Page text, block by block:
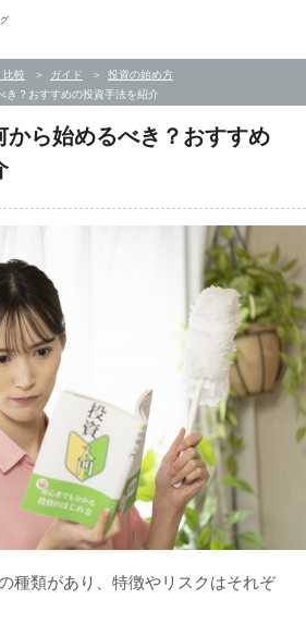
較 ガイド
投資の始め方
き？おすすめの投資手法を紹介
ら始めるべき？おすすめ
種類があり、特徴やリスクはそれぞ